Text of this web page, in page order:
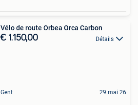
Vélo de route Orbea Orca Carbon
€ 1.150,00 Détails
Gent 29 mai 26